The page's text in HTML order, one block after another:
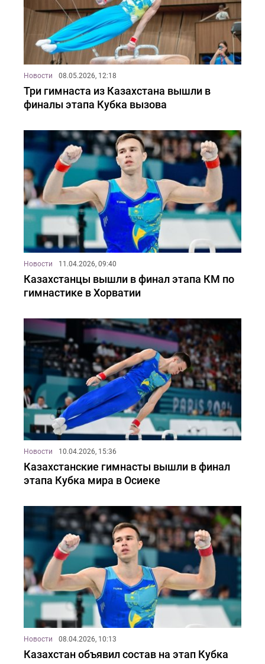
Новости 08.05.2026, 12:18
Три гимнаста из Казахстана вышли в
финалы этапа Кубка вызова
Новости 11.04.2026, 09:40
Казахстанцы вышли в финал этапа КМ по
гимнастике в Хорватии
Новости 10.04.2026, 15:36
Казахстанские гимнасты вышли в финал
этапа Кубка мира в Осиеке
Новости 08.04.2026, 10:13
Казахстан объявил состав на этап Кубка